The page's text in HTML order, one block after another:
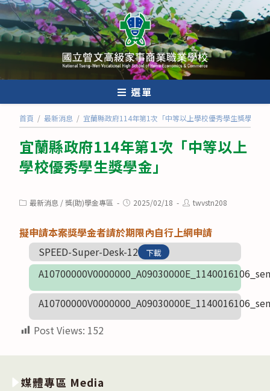
跳
轉
至
內
選單
首頁 / 最新消息 / 宜蘭縣政府114年第1次「中等以上學校優秀學生獎學金」
宜蘭縣政府114年第1次「中等以上
學校優秀學生獎學金」
Post最新消息 /獎(助)學金專區
Post2025/02/18
Posttwvstn208
擬申請本案獎學金者請於期限內自行上網申請
SPEED-Super-Desk-12
下載
Post Views: 152
媒體專區 Media